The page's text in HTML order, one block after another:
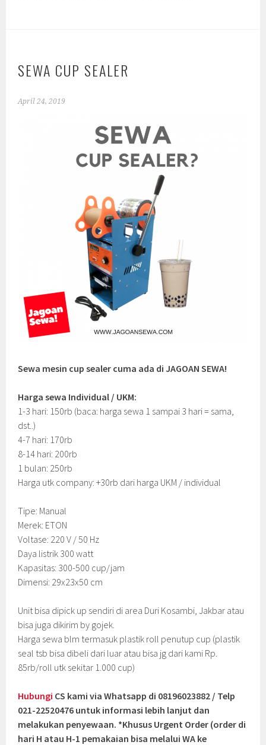
SEWA CUP SEALER
April 24, 2019
Sewa mesin cup sealer cuma ada di JAGOAN SEWA!
Harga sewa Individual / UKM:
1-3 hari: 150rb (baca: harga sewa 1 sampai 3 hari = sama,
dst..)
4-7 hari: 170rb
8-14 hari: 200rb
1 bulan: 250rb
Harga utk company: +30rb dari harga UKM / individual
Tipe: Manual
Merek: ETON
Voltase: 220 V / 50 Hz
Daya listrik 300 watt
Kapasitas: 300-500 cup/jam
Dimensi: 29x23x50 cm
Unit bisa dipick up sendiri di area Duri Kosambi, Jakbar atau
bisa juga dikirim by gojek.
Harga sewa blm termasuk plastik roll penutup cup (plastik
seal tsb bisa dibeli dari luar atau bisa jg dari kami Rp.
85rb/roll utk sekitar 1.000 cup)
Hubungi CS kami via Whatsapp di 08196023882 / Telp
021-22520476 untuk informasi lebih lanjut dan
melakukan penyewaan. *Khusus Urgent Order (order di
hari H atau H-1 pemakaian bisa melalui WA ke